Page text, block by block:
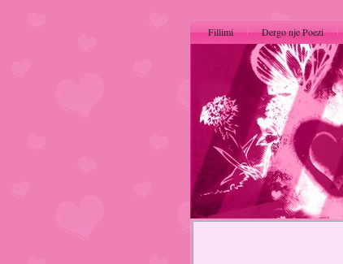
Fillimi Dergo nje Poezi